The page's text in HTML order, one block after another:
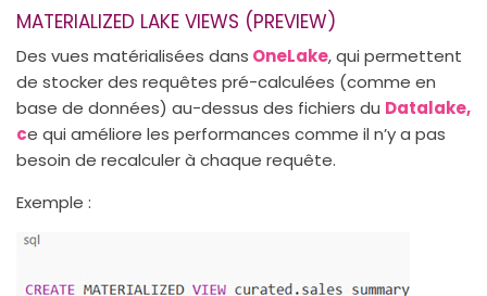
MATERIALIZED LAKE VIEWS (PREVIEW)
Des vues matérialisées dans OneLake, qui permettent
de stocker des requêtes pré-calculées (comme en
base de données) au-dessus des fichiers du Datalake,
ce qui améliore les performances comme il n’y a pas
besoin de recalculer à chaque requête.
Exemple :